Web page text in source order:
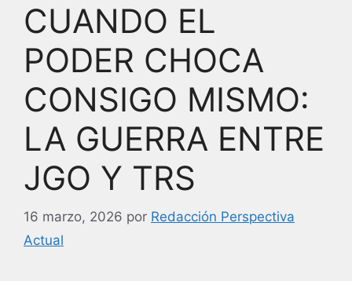
CUANDO EL
PODER CHOCA
CONSIGO MISMO:
LA GUERRA ENTRE
JGO Y TRS
16 marzo, 2026 por Redacción Perspectiva
Actual